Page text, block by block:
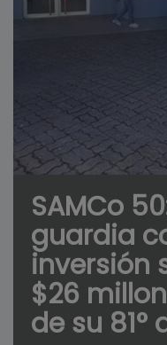
SAMCo
guardia
inversión
$26
de su 81°